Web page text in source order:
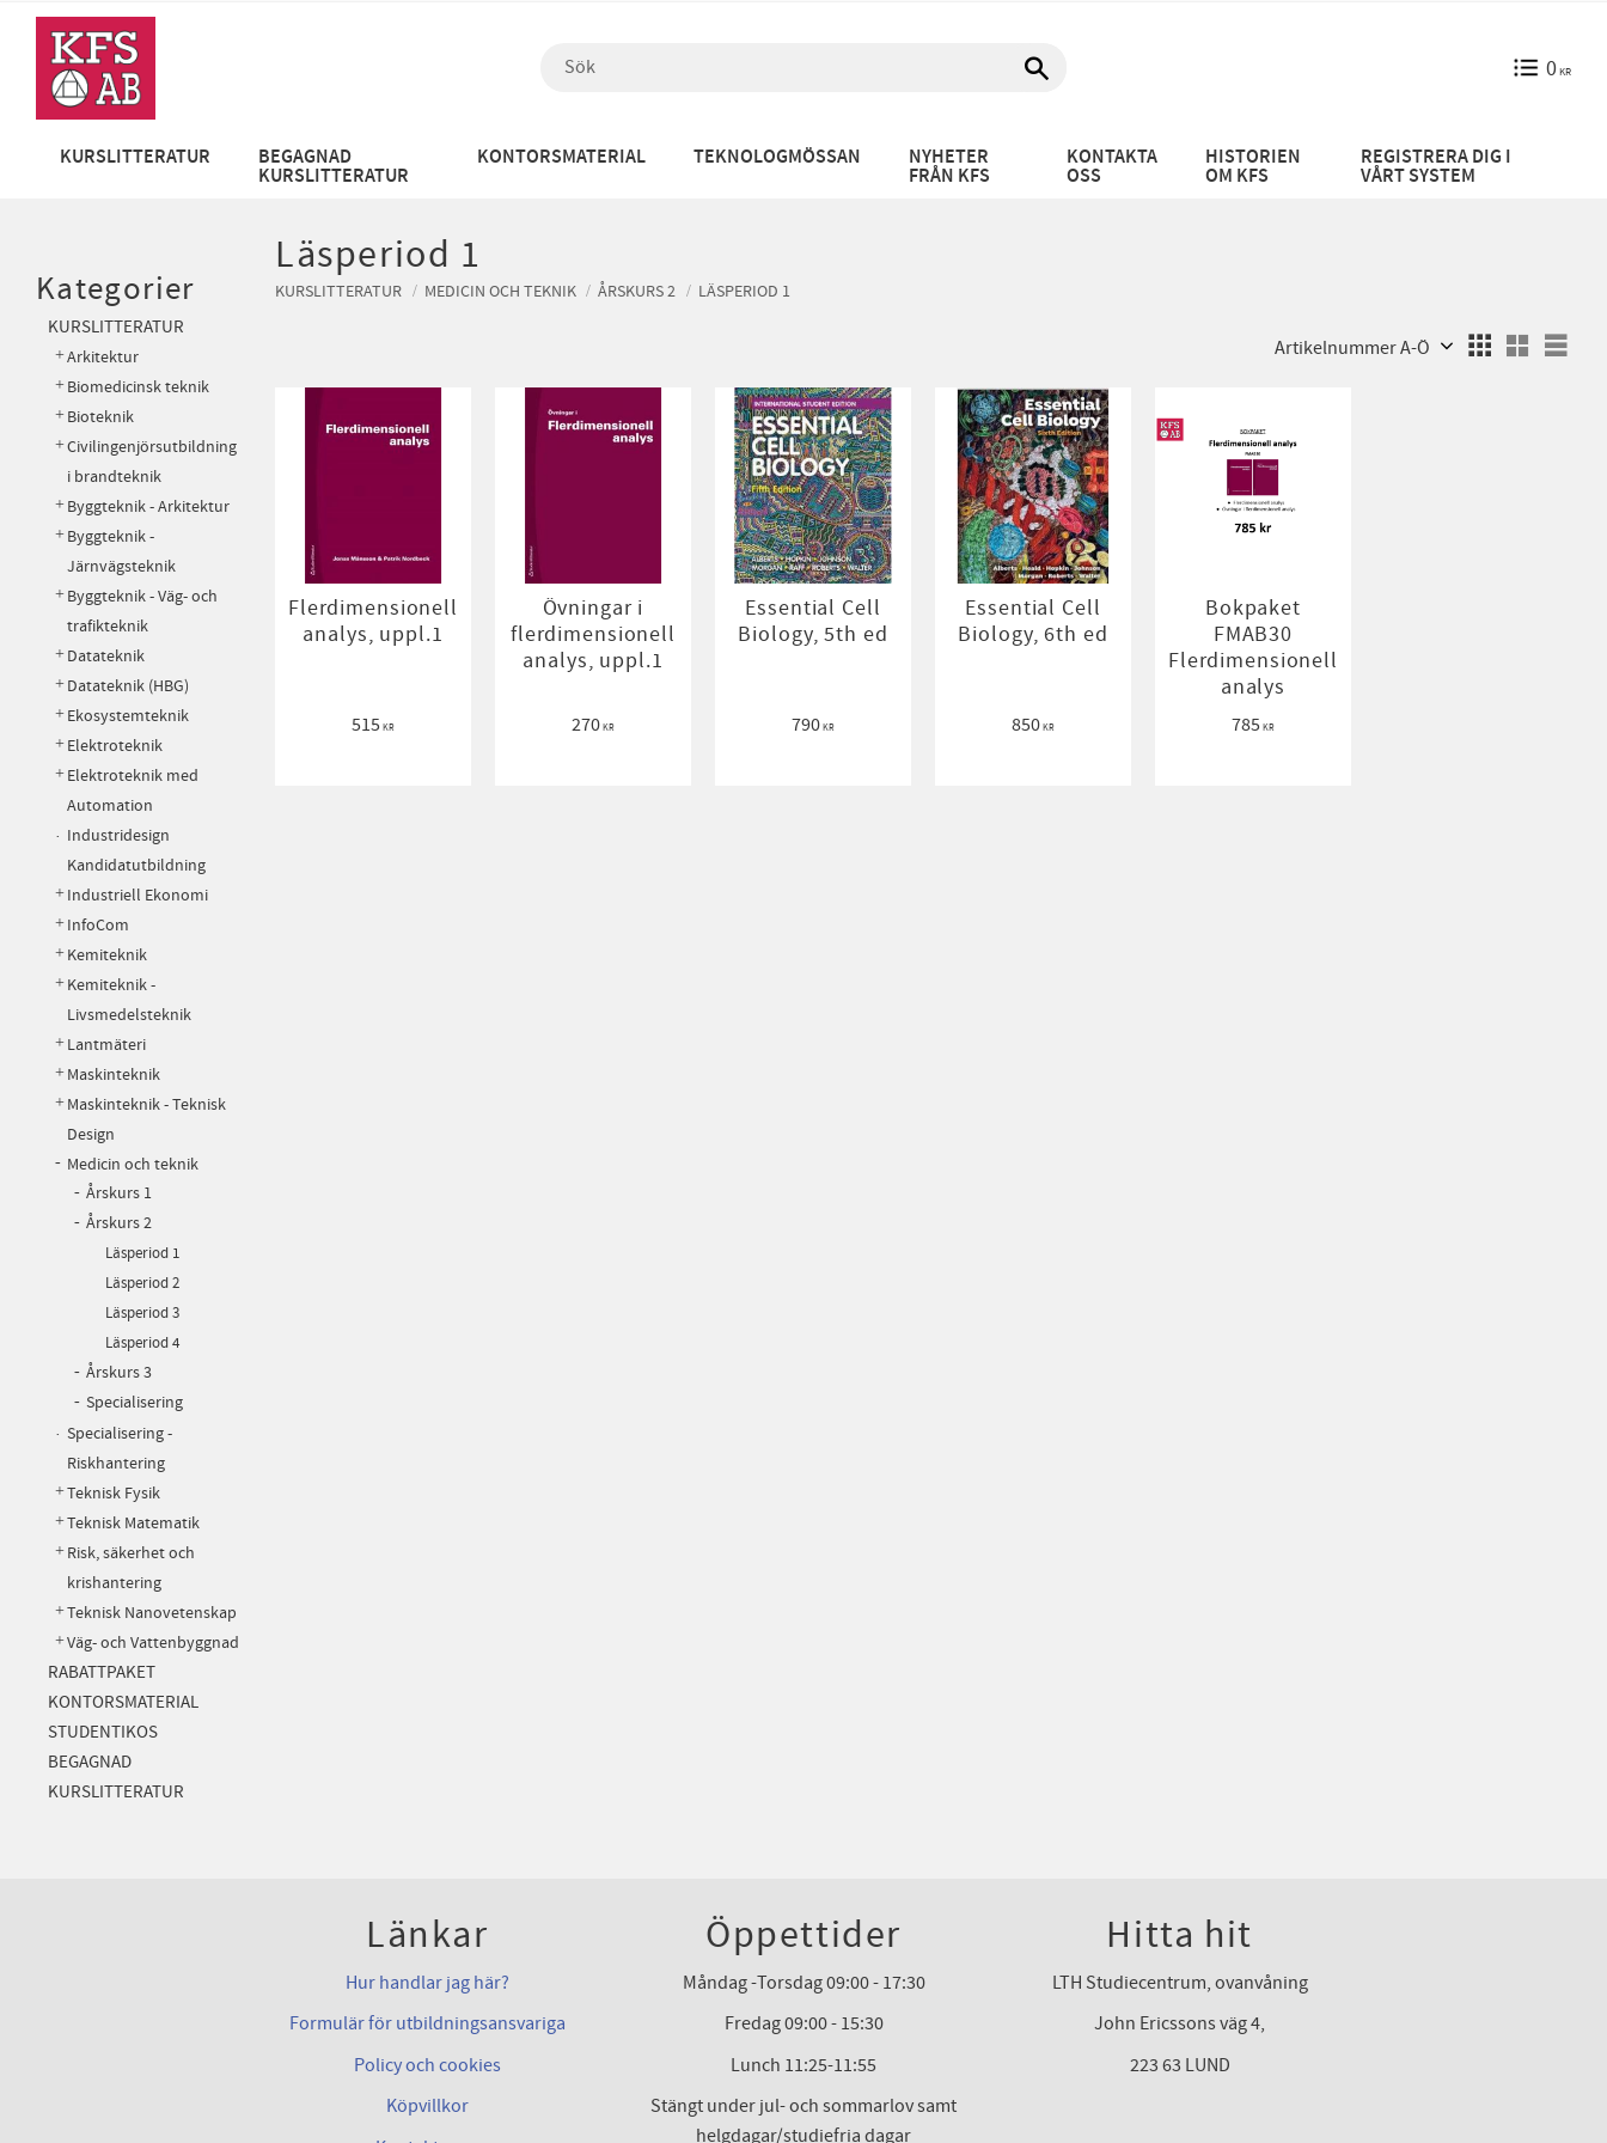
0KR
KURSLITTERATUR BEGAGNAD
KURSLITTERATUR
KONTORSMATERIAL TEKNOLOGMÖSSAN NYHETER
FRÅN KFS
KONTAKTA
OSS
HISTORIEN
OM KFS
REGISTRERA DIG I
VÅRT SYSTEM
Läsperiod 1
KURSLITTERATUR MEDICIN OCH TEKNIK ÅRSKURS 2 LÄSPERIOD 1
Flerdimensionell
analys, uppl.1
515 KR
Övningar i
flerdimensionell
analys, uppl.1
270KR
Essential Cell
Biology, 5th ed
790KR
Essential Cell
Biology, 6th ed
850KR
Bokpaket
FMAB30
Flerdimensionell
analys
785 KR
Kategorier
KURSLITTERATUR
Arkitektur
Biomedicinsk teknik
Bioteknik
Civilingenjörsutbildning
i brandteknik
Byggteknik - Arkitektur
Byggteknik -
Järnvägsteknik
Byggteknik - Väg- och
trafikteknik
Datateknik
Datateknik (HBG)
Ekosystemteknik
Elektroteknik
Elektroteknik med
Automation
Industridesign
Kandidatutbildning
Industriell Ekonomi
InfoCom
Kemiteknik
Kemiteknik -
Livsmedelsteknik
Lantmäteri
Maskinteknik
Maskinteknik - Teknisk
Design
Medicin och teknik
Årskurs 1
Årskurs 2
Läsperiod 1
Läsperiod 2
Läsperiod 3
Läsperiod 4
Årskurs 3
Specialisering
Specialisering -
Riskhantering
Teknisk Fysik
Teknisk Matematik
Risk, säkerhet och
krishantering
Teknisk Nanovetenskap
Väg- och Vattenbyggnad
RABATTPAKET
KONTORSMATERIAL
STUDENTIKOS
BEGAGNAD
KURSLITTERATUR
Länkar
Hur handlar jag här?
Formulär för utbildningsansvariga
Policy och cookies
Köpvillkor
Öppettider
Måndag -Torsdag 09:00 - 17:30
Fredag 09:00 - 15:30
Lunch 11:25-11:55
Stängt under jul- och sommarlov samt
helgdagar/studiefria dagar
Hitta hit
LTH Studiecentrum, ovanvåning
John Ericssons väg 4,
223 63 LUND